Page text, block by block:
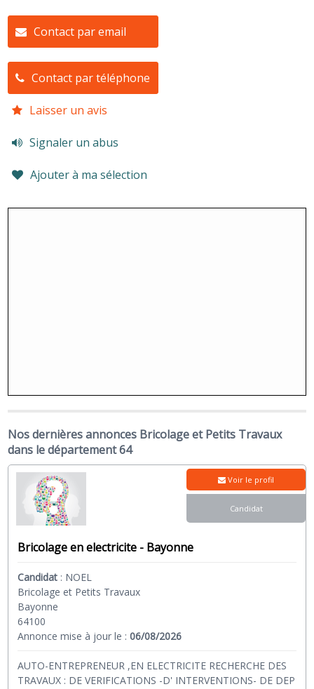
Contact par email
Contact par téléphone
Laisser un avis
Signaler un abus
Ajouter à ma sélection
Nos dernières annonces Bricolage et Petits Travaux
dans le département 64
Bricolage en electricite - Bayonne
Candidat : NOEL
Bricolage et Petits Travaux
Bayonne
64100
Annonce mise à jour le :06/08/2026
AUTO-ENTREPRENEUR ,EN ELECTRICITE RECHERCHE DES
TRAVAUX : DE VERIFICATIONS -D' INTERVENTIONS- DE DEP
Voir le profil
Candidat